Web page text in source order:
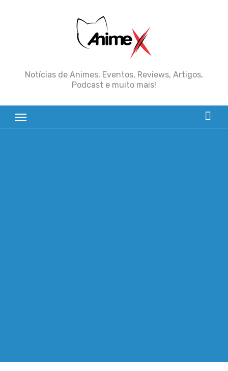
Notícias de Animes, Eventos, Reviews, Artigos,
Podcast e muito mais!